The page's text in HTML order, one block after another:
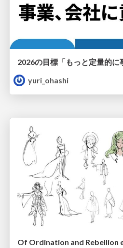
yuri_ohashi
Of Ordination and Rebellion